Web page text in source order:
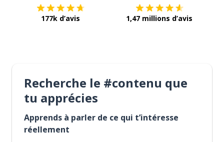
177k d’avis 1,47 millions d’avis
Recherche le #contenu que
tu apprécies
Apprends à parler de ce qui t’intéresse
réellement